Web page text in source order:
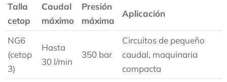
Talla
cetop
Caudal
máximo
Presión
máxima
Aplicación
NG6
(cetop
3)
Hasta
30 l/min
350 bar
Circuitos de pequeño
caudal, maquinaria
compacta